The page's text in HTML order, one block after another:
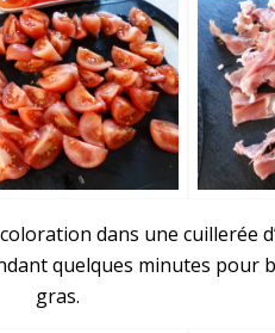
dans une cuillerée
quelques minutes pour
gras.